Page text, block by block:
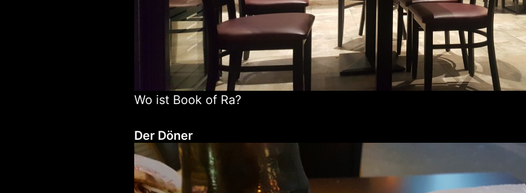
Wo ist Book of Ra?
Der Döner